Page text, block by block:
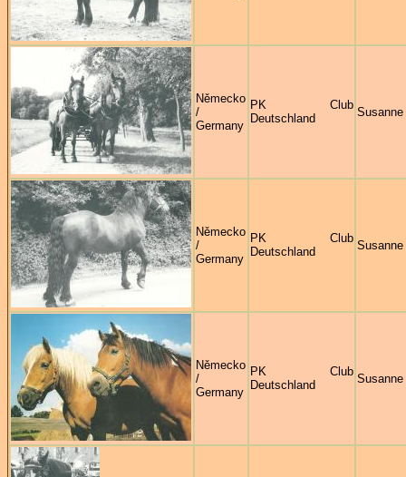
Německo
/
Germany
PK Club
Deutschland
Susanne
Německo
/
Germany
PK Club
Deutschland
Susanne
Německo
/
Germany
PK Club
Deutschland
Susanne